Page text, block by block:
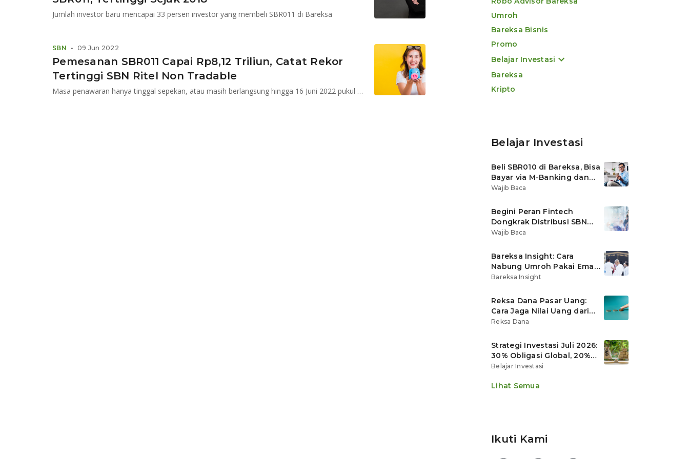
Jumlah investor baru mencapai 33 persen investor yang membeli SBR011 di Bareksa
Pemesanan SBR011 Capai Rp8,12 Triliun, Catat Rekor
Tertinggi SBN Ritel Non Tradable
Masa penawaran hanya tinggal sepekan, atau masih berlangsung hingga 16 Juni 2022 pukul 10.00 WIB
SBN • 09 Jun 2022
Umroh
Bareksa Bisnis
Promo
Belajar Investasi
Bareksa
Kripto
Belajar Investasi
Beli SBR010 di Bareksa, Bisa
Bayar via M-Banking dan
OVO di Tokopedia
Wajib Baca
Begini Peran Fintech
Dongkrak Distribusi SBN
Ritel
Wajib Baca
Bareksa Insight: Cara
Nabung Umroh Pakai Emas
Digital agar Nilainya
Bareksa Insight
Reksa Dana Pasar Uang:
Cara Jaga Nilai Uang dari
Gerusan Inflasi
Reksa Dana
Strategi Investasi Juli 2026:
30% Obligasi Global, 20%
Emas, Saham Ekspor Jadi
Belajar Investasi
Lihat Semua
Ikuti Kami